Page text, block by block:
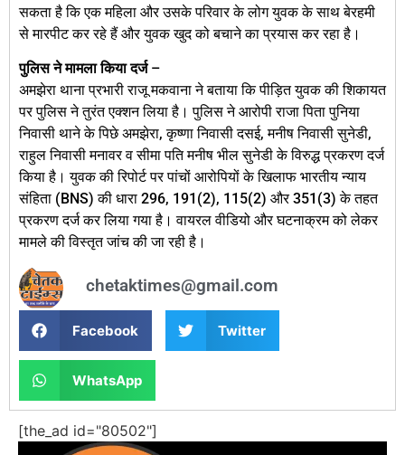
सकता है कि एक महिला और उसके परिवार के लोग युवक के साथ बेरहमी
से मारपीट कर रहे हैं और युवक खुद को बचाने का प्रयास कर रहा है।
पुलिस ने मामला किया दर्ज–
अमझेरा थाना प्रभारी राजू मकवाना ने बताया कि पीड़ित युवक की शिकायत
पर पुलिस ने तुरंत एक्शन लिया है। पुलिस ने आरोपी राजा पिता पुनिया
निवासी थाने के पिछे अमझेरा, कृष्णा निवासी दसई, मनीष निवासी सुनेडी,
राहुल निवासी मनावर व सीमा पति मनीष भील सुनेडी के विरुद्ध प्रकरण दर्ज
किया है। युवक की रिपोर्ट पर पांचों आरोपियों के खिलाफ भारतीय न्याय
संहिता (BNS) की धारा 296, 191(2), 115(2) और 351(3) के तहत
प्रकरण दर्ज कर लिया गया है। वायरल वीडियो और घटनाक्रम को लेकर
मामले की विस्तृत जांच की जा रही है।
chetaktimes@gmail.com
Facebook Twitter
WhatsApp
[the_ad id="80502"]